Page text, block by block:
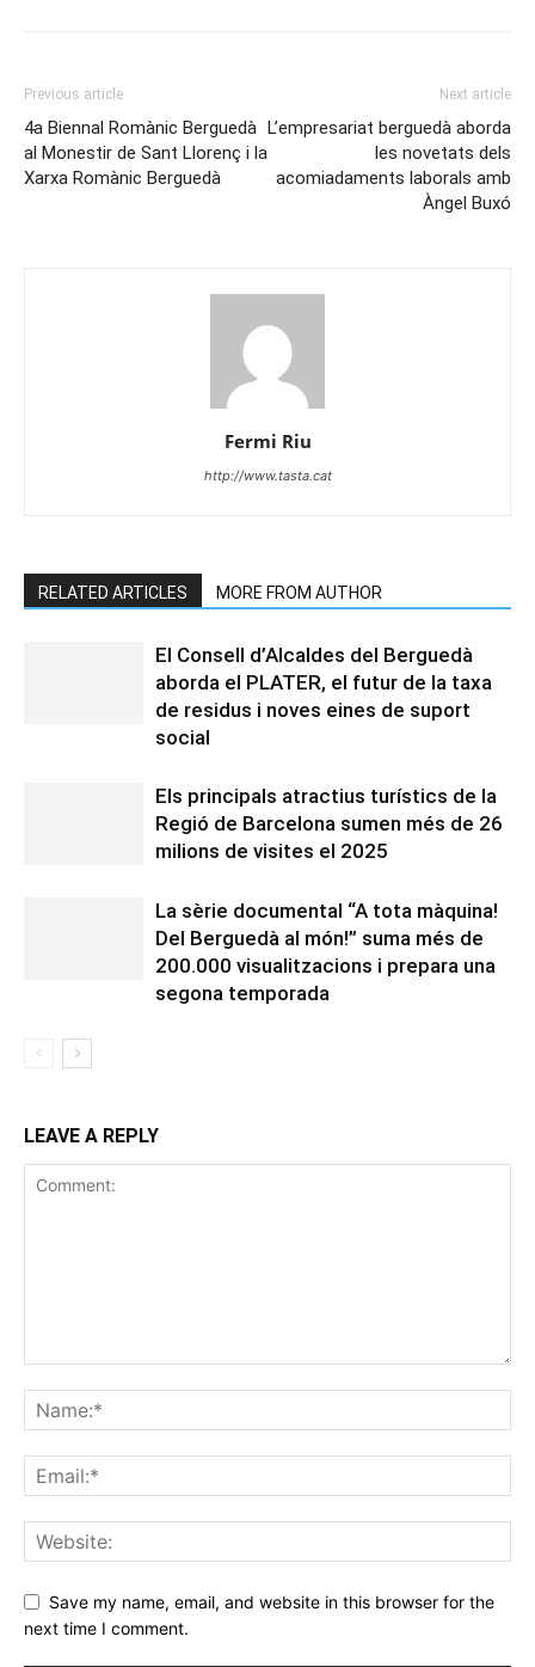
Previous article
4a Biennal Romànic Berguedà
al Monestir de Sant Llorenç i la
Xarxa Romànic Berguedà
Next article
L’empresariat berguedà aborda
les novetats dels
acomiadaments laborals amb
Àngel Buxó
Fermi Riu
http://www.tasta.cat
RELATED ARTICLES MORE FROM AUTHOR
El Consell d’Alcaldes del Berguedà
aborda el PLATER, el futur de la taxa
de residus i noves eines de suport
social
Els principals atractius turístics de la
Regió de Barcelona sumen més de 26
milions de visites el 2025
La sèrie documental “A tota màquina!
Del Berguedà al món!” suma més de
200.000 visualitzacions i prepara una
segona temporada
LEAVE A REPLY
Save my name, email, and website in this browser for the
next time I comment.